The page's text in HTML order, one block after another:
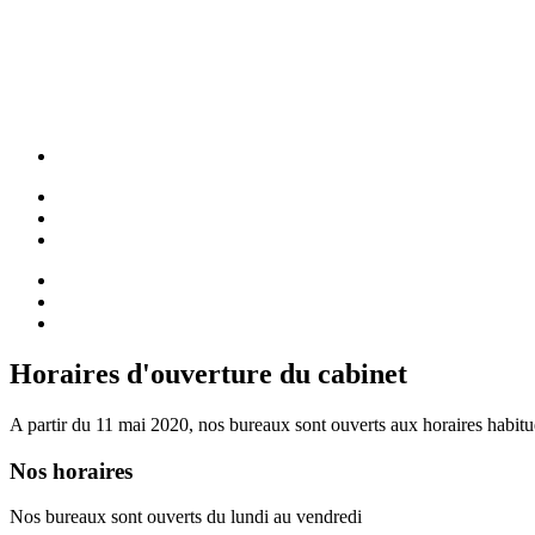
Horaires d'ouverture du cabinet
A partir du 11 mai 2020, nos bureaux sont ouverts aux horaires
Nos horaires
Nos bureaux sont ouverts du lundi au vendredi